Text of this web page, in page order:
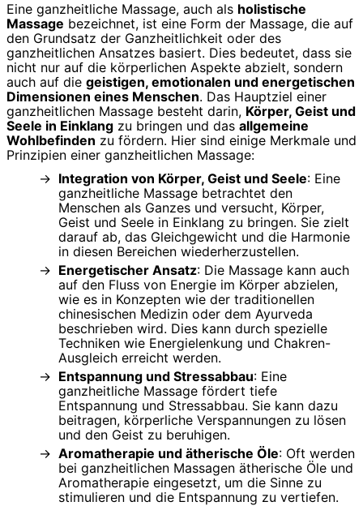
Eine ganzheitliche Massage, auch als holistische
Massage bezeichnet, ist eine Form der Massage, die auf
den Grundsatz der Ganzheitlichkeit oder des
ganzheitlichen Ansatzes basiert. Dies bedeutet, dass sie
nicht nur auf die körperlichen Aspekte abzielt, sondern
auch auf die geistigen, emotionalen und energetischen
Dimensionen eines Menschen. Das Hauptziel einer
ganzheitlichen Massage besteht darin, Körper, Geist und
Seele in Einklang zu bringen und das allgemeine
Wohlbefinden zu fördern. Hier sind einige Merkmale und
Prinzipien einer ganzheitlichen Massage:
Integration von Körper, Geist und Seele: Eine
ganzheitliche Massage betrachtet den
Menschen als Ganzes und versucht, Körper,
Geist und Seele in Einklang zu bringen. Sie zielt
darauf ab, das Gleichgewicht und die Harmonie
in diesen Bereichen wiederherzustellen.
Energetischer Ansatz: Die Massage kann auch
auf den Fluss von Energie im Körper abzielen,
wie es in Konzepten wie der traditionellen
chinesischen Medizin oder dem Ayurveda
beschrieben wird. Dies kann durch spezielle
Techniken wie Energielenkung und Chakren-
Ausgleich erreicht werden.
Entspannung und Stressabbau: Eine
ganzheitliche Massage fördert tiefe
Entspannung und Stressabbau. Sie kann dazu
beitragen, körperliche Verspannungen zu lösen
und den Geist zu beruhigen.
Aromatherapie und ätherische Öle: Oft werden
bei ganzheitlichen Massagen ätherische Öle und
Aromatherapie eingesetzt, um die Sinne zu
stimulieren und die Entspannung zu vertiefen.